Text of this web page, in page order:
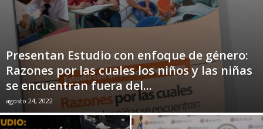
Presentan Estudio con enfoque de género:
Razones por las cuales los niños y las niñas
se encuentran fuera del...
agosto 24, 2022